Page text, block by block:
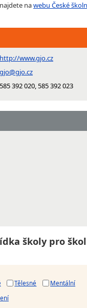
nawebu České
http://www.gjo.cz
gjo@gjo.cz
585 392 020, 585 392 023
školy pro
Tělesné
Mentální